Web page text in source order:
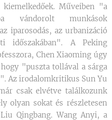
Műveiben "a
vándorolt munkások
iparosodás, az urbanizáció
időszakában". A Peking
Chen Xiaoming úgy
"puszta tollával a sárga
Az irodalomkritikus Sun Yu
csak elvétve találkozunk
olyan sokat és részletesen
Qingbang. Wang Anyi, a